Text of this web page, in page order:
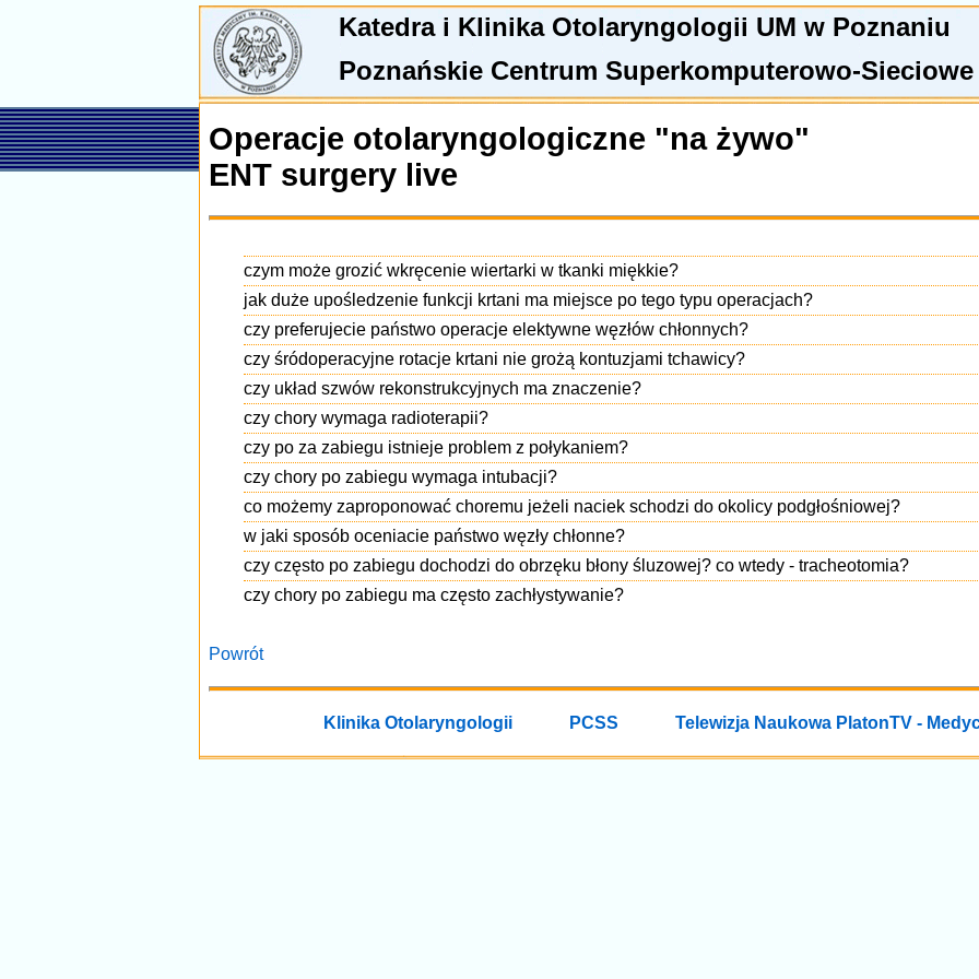
Katedra i Klinika Otolaryngologii UM w Poznaniu
Poznańskie Centrum Superkomputerowo-Sieciowe
Operacje otolaryngologiczne "na żywo"
ENT surgery live
czym może grozić wkręcenie wiertarki w tkanki miękkie?
jak duże upośledzenie funkcji krtani ma miejsce po tego typu operacjach?
czy preferujecie państwo operacje elektywne węzłów chłonnych?
czy śródoperacyjne rotacje krtani nie grożą kontuzjami tchawicy?
czy układ szwów rekonstrukcyjnych ma znaczenie?
czy chory wymaga radioterapii?
czy po za zabiegu istnieje problem z połykaniem?
czy chory po zabiegu wymaga intubacji?
co możemy zaproponować choremu jeżeli naciek schodzi do okolicy podgłośniowej?
w jaki sposób oceniacie państwo węzły chłonne?
czy często po zabiegu dochodzi do obrzęku błony śluzowej? co wtedy - tracheotomia?
czy chory po zabiegu ma często zachłystywanie?
Powrót
Klinika Otolaryngologii PCSS Telewizja Naukowa PlatonTV -